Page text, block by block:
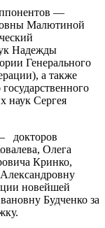
—
Малютиной
Надежды
Генерального
а также
наук Сергея
докторов
Олега
Кринко,
новейшей
Будченко за